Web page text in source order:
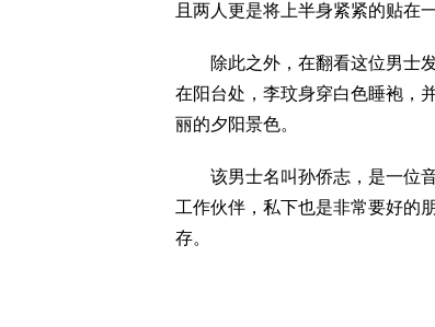
且两人更是将上半身紧紧的贴在
除此之外，在翻看这位男士发
在阳台处，李玟身穿白色睡袍，
丽的夕阳景色。
该男士名叫孙侨志，是一位音
工作伙伴，私下也是非常要好的
存。